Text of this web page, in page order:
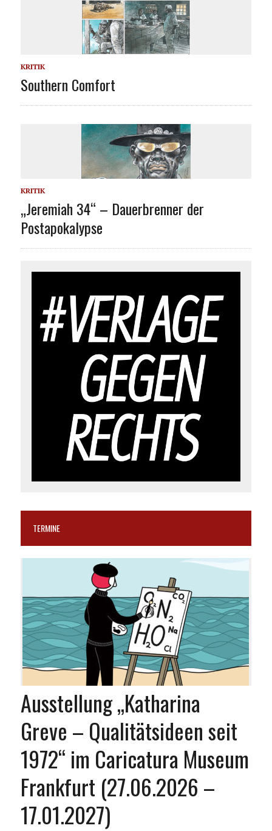
KRITIK
Southern Comfort
KRITIK
„Jeremiah 34“ – Dauerbrenner der
Postapokalypse
TERMINE
Ausstellung „Katharina
Greve – Qualitätsideen seit
1972“ im Caricatura Museum
Frankfurt (27.06.2026 –
17.01.2027)